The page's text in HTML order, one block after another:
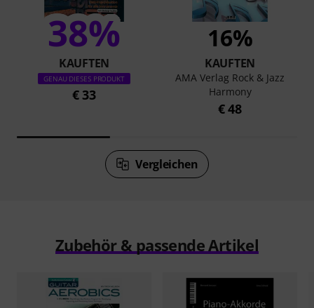
38%
KAUFTEN
GENAU DIESES PRODUKT
€ 33
16%
KAUFTEN
AMA Verlag Rock & Jazz
Harmony
€ 48
Vergleichen
Zubehör & passende Artikel